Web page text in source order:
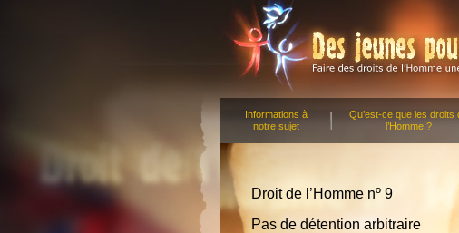
Informations à
notre sujet
Qu’est-ce que les droits
l’Homme ?
Droit de l’Homme nº 9
Pas de détention arbitraire